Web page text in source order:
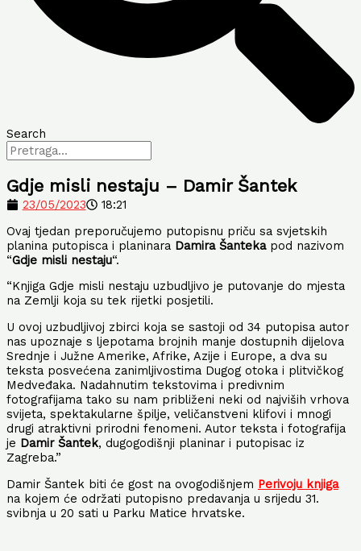
Search
Gdje misli nestaju – Damir Šantek
23/05/2023
18:21
Ovaj tjedan preporučujemo putopisnu priču sa svjetskih
planina putopisca i planinara Damira Šantekapod nazivom
“Gdje misli nestaju“.
“Knjiga Gdje misli nestaju uzbudljivo je putovanje do mjesta
na Zemlji koja su tek rijetki posjetili.
U ovoj uzbudljivoj zbirci koja se sastoji od 34 putopisa autor
nas upoznaje s ljepotama brojnih manje dostupnih dijelova
Srednje i Južne Amerike, Afrike, Azije i Europe, a dva su
teksta posvećena zanimljivostima Dugog otoka i plitvičkog
Medveđaka. Nadahnutim tekstovima i predivnim
fotografijama tako su nam približeni neki od najviših vrhova
svijeta, spektakularne špilje, veličanstveni klifovi i mnogi
drugi atraktivni prirodni fenomeni. Autor teksta i fotografija
je Damir Šantek, dugogodišnji planinar i putopisac iz
Zagreba.”
Damir Šantek biti će gost na ovogodišnjem Perivoju knjiga
na kojem će održati putopisno predavanja u srijedu 31.
svibnja u 20 sati u Parku Matice hrvatske.